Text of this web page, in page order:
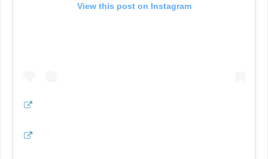
View this post on Instagram